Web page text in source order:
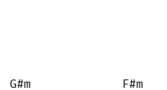
G#m             F#m